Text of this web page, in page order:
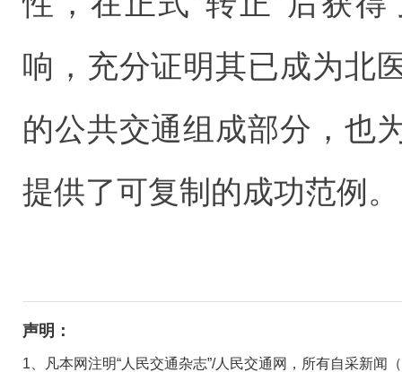
响，充分证明其已成为北
的公共交通组成部分，也
提供了可复制的成功范例。
声明：
1、凡本网注明“人民交通杂志”/人民交通网，所有自采新